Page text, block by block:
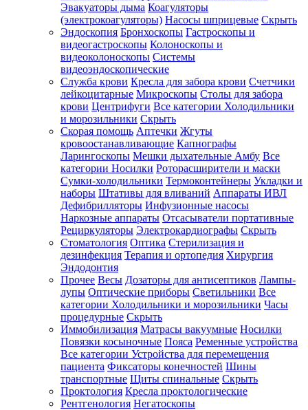
Эвакуаторы дыма Коагуляторы
(электрокоагуляторы) Насосы шприцевые Скрыть
Эндоскопия Бронхоскопы Гастроскопы и
видеогастроскопы Колоноскопы и
видеоколоноскопы Системы
видеоэндоскопические
Служба крови Кресла для забора крови Счетчики
лейкоцитарные Микроскопы Столы для забора
крови Центрифуги Все категории Холодильники
и морозильники Скрыть
Скорая помощь Аптечки Жгуты
кровоостанавливающие Капнографы
Ларингоскопы Мешки дыхательные Амбу Все
категории Носилки Роторасширители и маски
Сумки-холодильники Термоконтейнеры Укладки и
наборы Штативы для вливаний Аппараты ИВЛ
Дефибрилляторы Инфузионные насосы
Наркозные аппараты Отсасыватели портативные
Рециркуляторы Электрокардиографы Скрыть
Стоматология Оптика Стерилизация и
дезинфекция Терапия и ортопедия Хирургия
Эндодонтия
Прочее Весы Дозаторы для антисептиков Лампы-
лупы Оптические приборы Светильники Все
категории Холодильники и морозильники Часы
процедурные Скрыть
Иммобилизация Матрасы вакуумные Носилки
Повязки косыночные Пояса Ременные устройства
Все категории Устройства для перемещения
пациента Фиксаторы конечностей Шины
транспортные Щиты спинальные Скрыть
Проктология Кресла проктологические
Рентгенология Негатоскопы